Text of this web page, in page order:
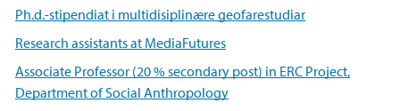
Ph.d.-stipendiat i multidisiplinære geofarestudiar
Research assistants at MediaFutures
Associate Professor (20 % secondary post) in ERC Project,
Department of Social Anthropology